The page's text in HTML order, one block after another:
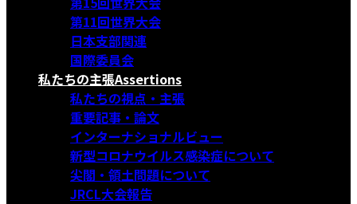
第11回世界大会
日本支部関連
国際委員会
私たちの主張Assertions
私たちの視点・主張
重要記事・論文
インターナショナルビュー
新型コロナウイルス感染症について
尖閣・領土問題について
JRCL大会報告